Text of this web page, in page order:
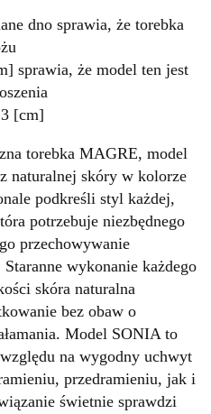
dno sprawia, że torebka
sprawia, że model ten jest
[cm]
torebka MAGRE, model
naturalnej skóry w kolorze
podkreśli styl każdej,
potrzebuje niezbędnego
przechowywanie
wykonanie każdego
skóra naturalna
bez obaw o
Model SONIA to
na wygodny uchwyt
przedramieniu, jak i
świetnie sprawdzi